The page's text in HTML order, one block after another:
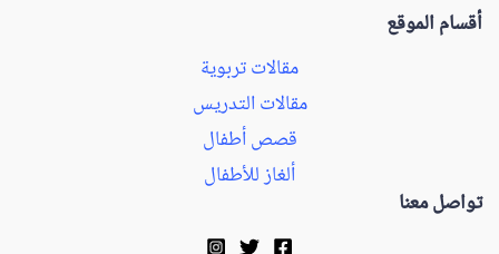
أقسام الموقع
مقالات تربوية
مقالات التدريس
قصص أطفال
ألغاز للأطفال
تواصل معنا